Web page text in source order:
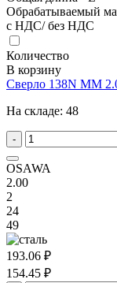
Обрабатываемый
с НДС/ без НДС
Количество
В корзину
Сверло 138N MM
На складе: 48
-
OSAWA
2.00
2
24
49
193.06 ₽
154.45 ₽